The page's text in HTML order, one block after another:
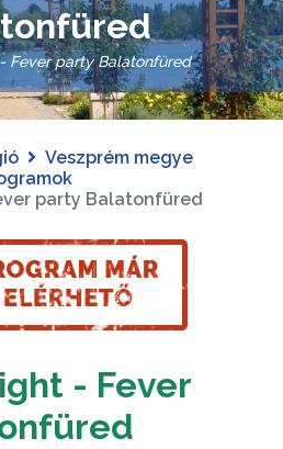
Fever party Balatonfüred
Veszprém megye
party Balatonfüred
- Fever